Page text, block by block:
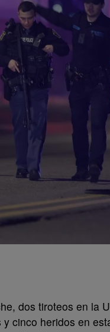
dos tiroteos en la
cinco heridos en